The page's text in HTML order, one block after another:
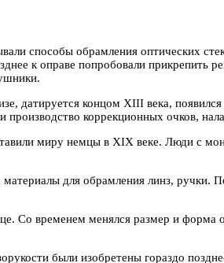
способы обрамления оптических
к оправе попробовали прикрепить
датируется концом XIII века,
коррекционных очков,
миру немцы в XIX веке. Люди с
для обрамления линз,
Со временем менялся размер и форма
были изобретены гораздо